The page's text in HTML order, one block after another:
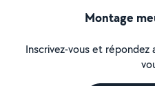
Montage
Inscrivez-vous et